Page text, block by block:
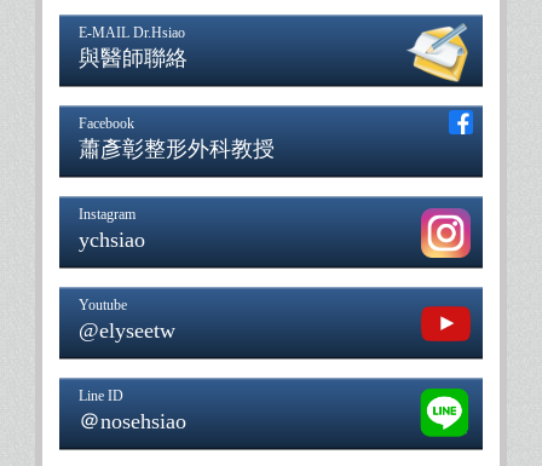
E-MAIL Dr.Hsiao
與醫師聯絡
Facebook
蕭彥彰整形外科教授
Instagram
ychsiao
Youtube
@elyseetw
Line ID
＠nosehsiao